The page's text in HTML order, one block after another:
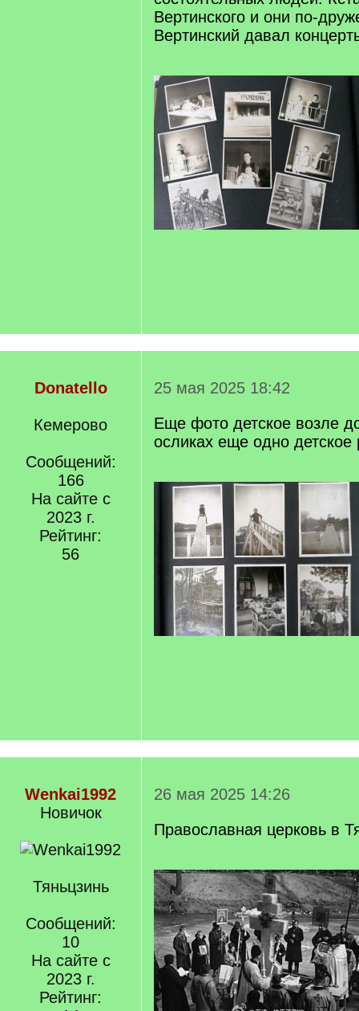
Вертинского и они по-
Вертинский давал
Donatello
Кемерово
Сообщений:
166
На сайте с
2023 г.
Рейтинг:
56
25 мая 2025 18:42
Еще фото детское возле
осликах еще одно детское
Wenkai1992
Новичок
Тяньцзинь
Сообщений:
10
На сайте с
2023 г.
Рейтинг:
26 мая 2025 14:26
Православная церковь в